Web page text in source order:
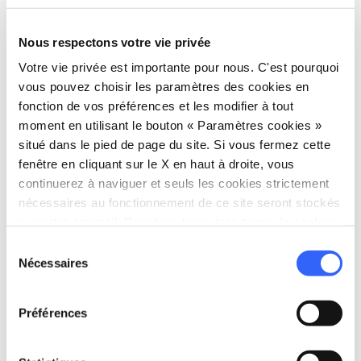
Nous respectons votre vie privée
Votre vie privée est importante pour nous. C'est pourquoi
vous pouvez choisir les paramètres des cookies en
fonction de vos préférences et les modifier à tout
moment en utilisant le bouton « Paramètres cookies »
situé dans le pied de page du site. Si vous fermez cette
fenêtre en cliquant sur le X en haut à droite, vous
continuerez à naviguer et seuls les cookies strictement
nécessaires au fonctionnement de ce site seront stockés
Nécessaires
Préférences
directions Directions
Informations
home Où
Castello Malaspina
Viale Giacomo Puccini, 2, 54100 Massa
MS, Italia
language Site web
https://www.istitutovalorizzazionecastel